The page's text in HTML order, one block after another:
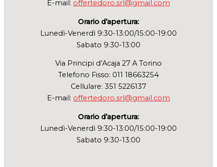
E-mail: offertedoro.srl@gmail.com
Orario d’apertura:
Lunedì-Venerdì 9:30-13:00/15:00-19:00
Sabato 9:30-13:00
Via Principi d’Acaja 27 A Torino
Telefono Fisso: 011 18663254
Cellulare: 351 5226137
E-mail: offertedoro.srl@gmail.com
Orario d’apertura:
Lunedì-Venerdì 9:30-13:00/15:00-19:00
Sabato 9:30-13:00